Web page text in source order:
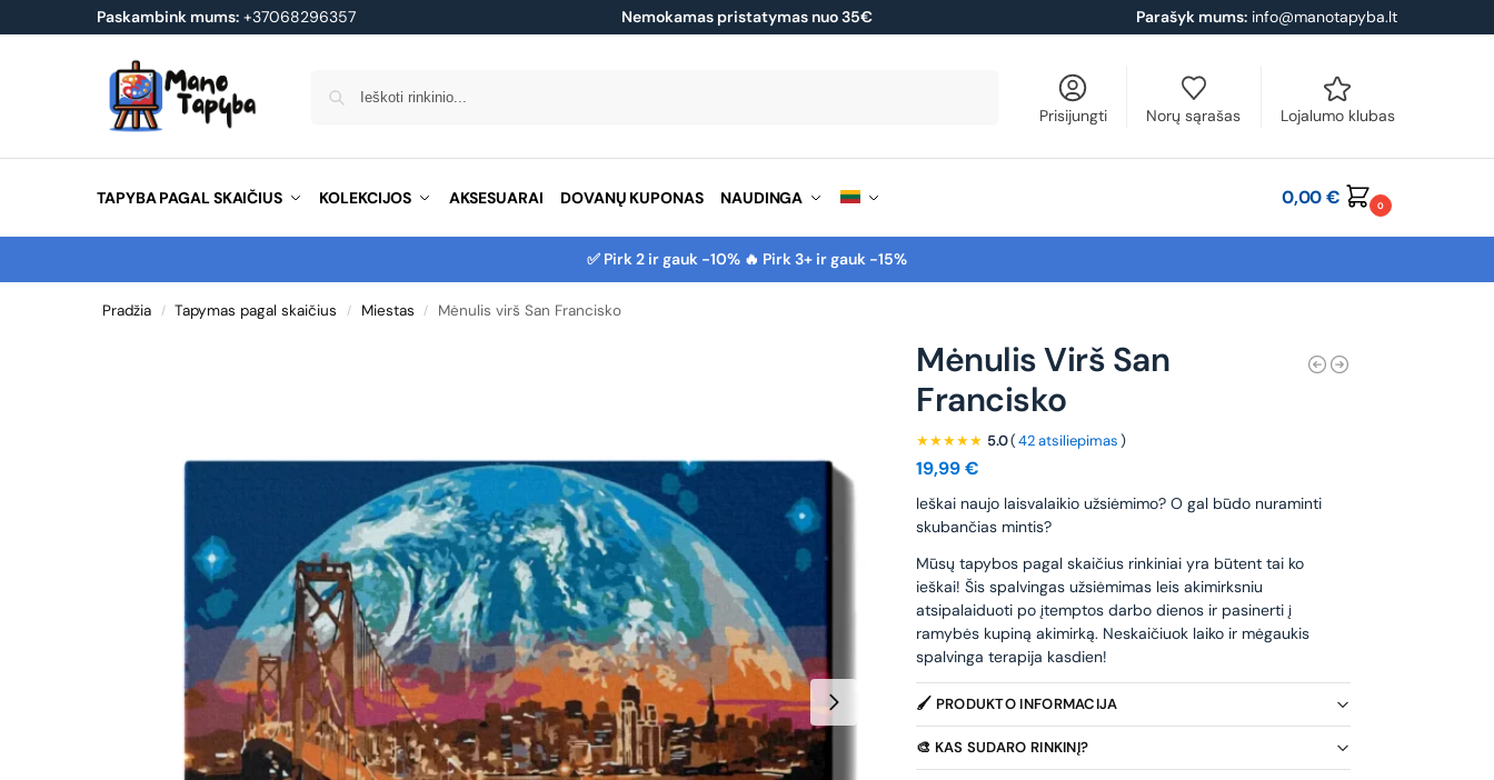
Paskambink mums: +37068296357 Nemokamas pristatymas nuo 35€ Parašyk mums: info@manotapyba.lt
Prisijungti Norų sąrašas Lojalumo klubas
TAPYBA PAGAL SKAIČIUS KOLEKCIJOS AKSESUARAI DOVANŲ KUPONAS NAUDINGA 0,00€ 0
✅ Pirk 2 ir gauk -10% 🔥 Pirk 3+ ir gauk -15%
Pradžia / Tapymas pagal skaičius / Miestas / Mėnulis virš San Francisko
Mėnulis Virš San
Francisko
★★★★★ 5.0(42 atsiliepimas)
19,99€
leškai naujo laisvalaikio užsiėmimo? O gal būdo nuraminti
skubančias mintis?
Mūsų tapybos pagal skaičius rinkiniai yra būtent tai ko
ieškai! Šis spalvingas užsiėmimas leis akimirksniu
atsipalaiduoti po įtemptos darbo dienos ir pasinerti į
ramybės kupiną akimirką. Neskaičiuok laiko ir mėgaukis
spalvinga terapija kasdien!
🖌️ PRODUKTO INFORMACIJA
🎨 KAS SUDARO RINKINĮ?